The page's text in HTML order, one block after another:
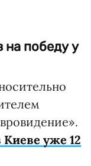
на победу у
Киеве уже 12